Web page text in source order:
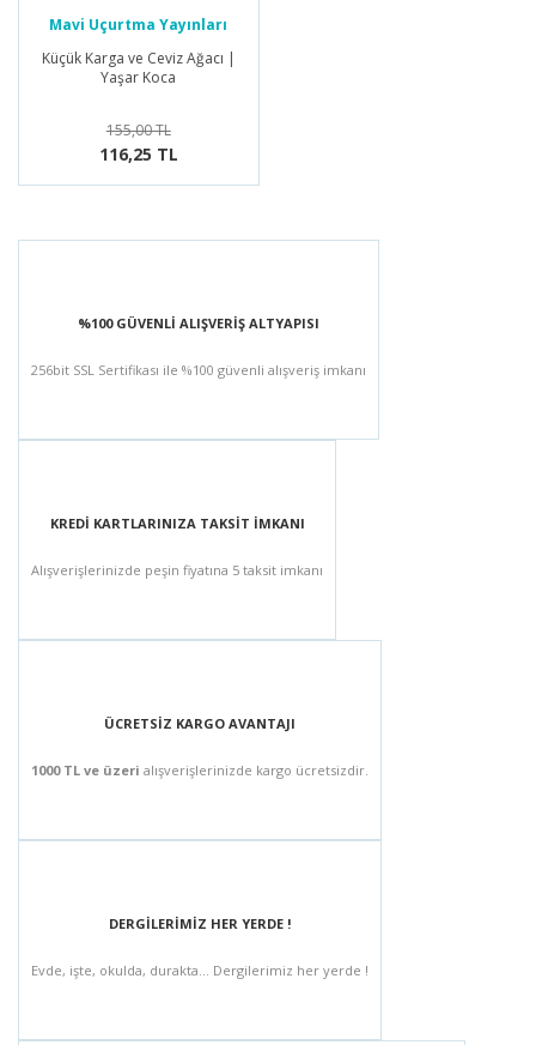
Mavi Uçurtma Yayınları
Küçük Karga ve Ceviz Ağacı |
Yaşar Koca
155,00 TL
116,25 TL
%100 GÜVENLİ ALIŞVERİŞ ALTYAPISI
256bit SSL Sertifikası ile %100 güvenli alışveriş imkanı
KREDİ KARTLARINIZA TAKSİT İMKANI
Alışverişlerinizde peşin fiyatına 5 taksit imkanı
ÜCRETSİZ KARGO AVANTAJI
1000 TL ve üzeri alışverişlerinizde kargo ücretsizdir.
DERGİLERİMİZ HER YERDE !
Evde, işte, okulda, durakta... Dergilerimiz her yerde !